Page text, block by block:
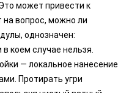
может привести к
на вопрос, можно ли
однозначен:
коем случае нельзя.
— локальное нанесение
Протирать угри